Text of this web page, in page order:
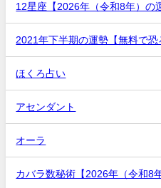
12星座【2026年（令和8年）の
2021年下半期の運勢【無料で恐
ほくろ占い
アセンダント
オーラ
カバラ数秘術【2026年（令和8